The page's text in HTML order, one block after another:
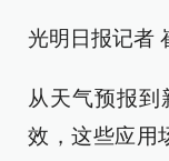
光明日报记者
从天气预报到
效，这些应用